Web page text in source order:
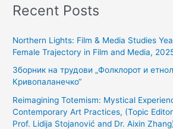
a
c
f
:
Recent Posts
Northern Lights: Film & Media Studies
Female Trajectory in Film and Media,
Зборник на трудови „Фолклорот и
Кривопаланечко“
Reimagining Totemism: Mystical
Contemporary Art Practices, (Topic
Prof. Lidija Stojanović and Dr. Aixin